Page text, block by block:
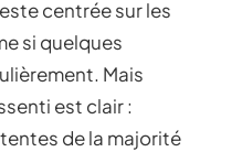
centrée sur les
si quelques
Mais
est clair :
de la majorité